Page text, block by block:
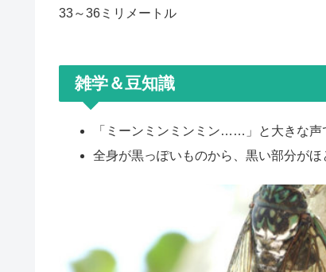
33～36ミリメートル
雑学＆豆知識
「ミーンミンミンミン……」と大きな声
全身が黒っぽいものから、黒い部分が